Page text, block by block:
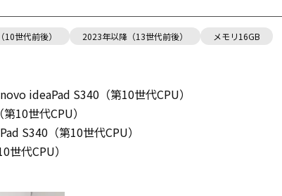
世代前後） 2023年以降（13世代前後） メモリ16GB
ideaPad S340（第10世代CPU）
10世代CPU）
S340（第10世代CPU）
代CPU）